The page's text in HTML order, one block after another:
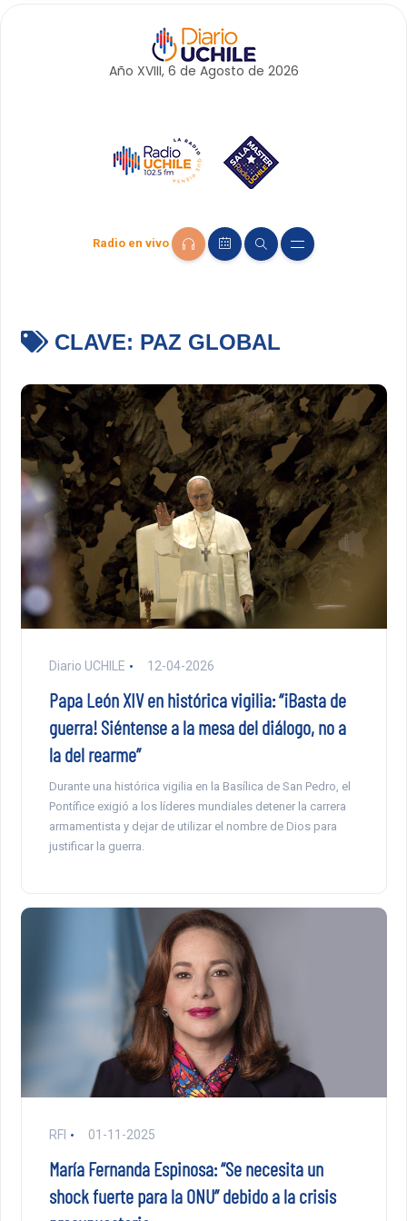
Año XVIII, 6 de Agosto de 2026
Radio en vivo
CLAVE: PAZ GLOBAL
Diario UCHILE 12-04-2026
Papa León XIV en histórica vigilia: “¡Basta de
guerra! Siéntense a la mesa del diálogo, no a
la del rearme”
Durante una histórica vigilia en la Basílica de San Pedro, el
Pontífice exigió a los líderes mundiales detener la carrera
armamentista y dejar de utilizar el nombre de Dios para
justificar la guerra.
RFI 01-11-2025
María Fernanda Espinosa: “Se necesita un
shock fuerte para la ONU” debido a la crisis